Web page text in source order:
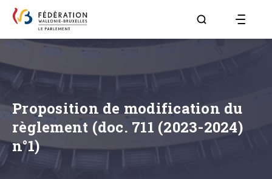
Aller à la page
Proposition de modification du
règlement (doc. 711 (2023-2024)
n°1)